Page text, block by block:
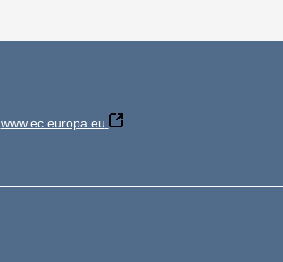
www.ec.europa.eu